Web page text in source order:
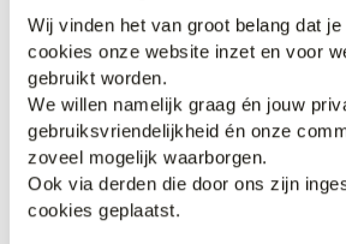
Wij vinden het van groot belang dat
cookies onze website inzet en voor
gebruikt worden.
We willen namelijk graag én jouw
gebruiksvriendelijkheid én onze
zoveel mogelijk waarborgen.
Ook via derden die door ons zijn
cookies geplaatst.